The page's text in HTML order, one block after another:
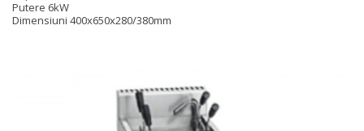
Putere 6kW
Dimensiuni 400x650x280/380mm